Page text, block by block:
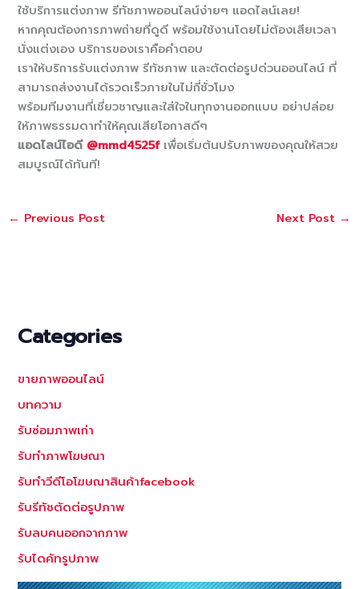
ใช้บริการแต่งภาพ รีทัชภาพออนไลน์ง่ายๆ แอดไลน์เลย!
หากคุณต้องการภาพถ่ายที่ดูดี พร้อมใช้งานโดยไม่ต้องเสียเวลา
นั่งแต่งเอง บริการของเราคือคำตอบ
เราให้บริการรับแต่งภาพ รีทัชภาพ และตัดต่อรูปด่วนออนไลน์ ที่
สามารถส่งงานได้รวดเร็วภายในไม่กี่ชั่วโมง
พร้อมทีมงานที่เชี่ยวชาญและใส่ใจในทุกงานออกแบบ อย่าปล่อย
ให้ภาพธรรมดาทำให้คุณเสียโอกาสดีๆ
แอดไลน์ไอดี @mmd4525fเพื่อเริ่มต้นปรับภาพของคุณให้สวย
สมบูรณ์ได้ทันที!
← Previous Post Next Post →
Categories
ขายภาพออนไลน์
บทความ
รับซ่อมภาพเก่า
รับทำภาพโฆษณา
รับทำวีดีโอโฆษณาสินค้าfacebook
รับรีทัชตัดต่อรูปภาพ
รับลบคนออกจากภาพ
รับไดคัทรูปภาพ